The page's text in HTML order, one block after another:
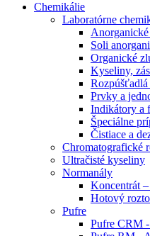
Chemikálie
Laboratórne
Soli
Organické
Kyseliny,
Prvky a
Indikátory a
Špeciálne
Čistiace a
Chromatografické
Ultračisté kyseliny
Normanály
Koncentrát
Hotový
Pufre
Pufre CRM